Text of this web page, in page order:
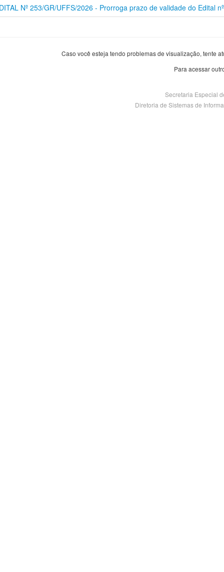
Nº 253/GR/UFFS/2026 - Prorroga prazo de validade do Edital
Caso você esteja tendo problemas de visualização, tente
Para acessar
Secretaria Especial
Diretoria de Sistemas de